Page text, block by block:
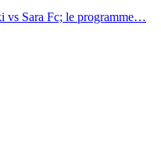
vs Sara Fc; le programme…